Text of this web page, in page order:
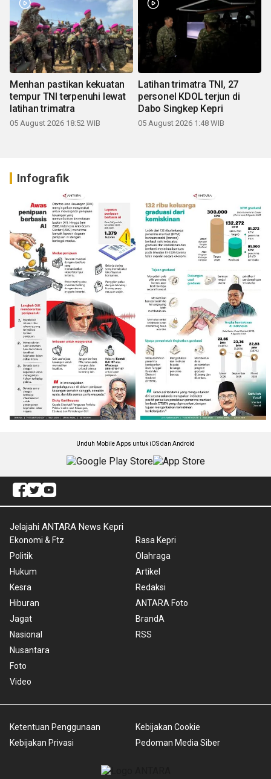
Menhan pastikan kekuatan
tempur TNI terpenuhi lewat
latihan trimatra
05 August 2026 18:52 WIB
Latihan trimatra TNI, 27
personel KDOL terjun di
Dabo Singkep Kepri
05 August 2026 1:48 WIB
Infografik
Unduh Mobile Apps untuk iOS dan Android
Jelajahi ANTARA News Kepri
Ekonomi & Ftz
Politik
Hukum
Kesra
Hiburan
Jagat
Nasional
Nusantara
Foto
Video
Rasa Kepri
Olahraga
Artikel
Redaksi
ANTARA Foto
BrandA
RSS
Ketentuan Penggunaan
Kebijakan Privasi
Kebijakan Cookie
Pedoman Media Siber